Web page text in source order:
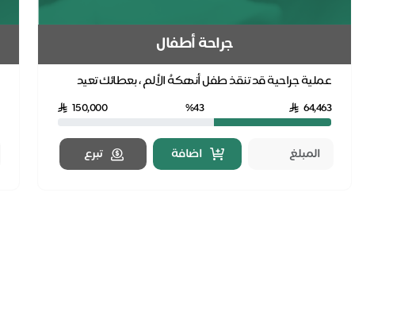
جراحة أطفال
عملية جراحية قد تنقذ طفل أنهكهُ الألم ، بعطائك تعيد
لهم الأمل من جديد
64,463
%43
150,000
اضافة تبرع